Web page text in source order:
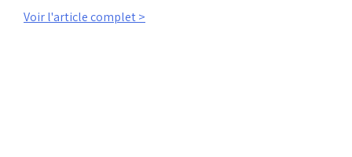
Voir l'article complet >